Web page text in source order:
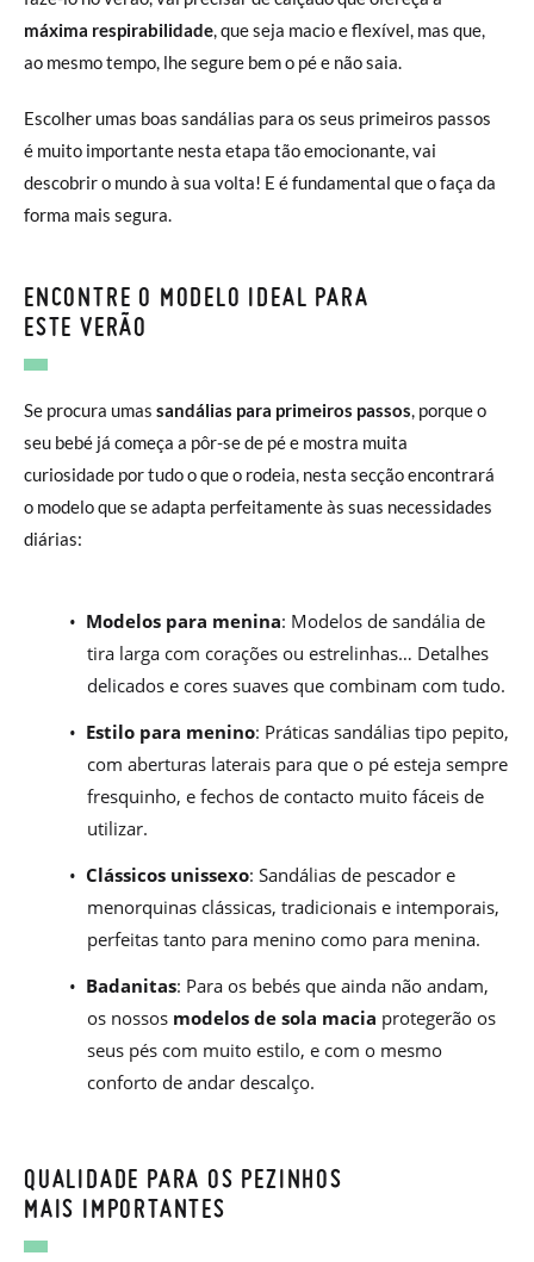
máxima respirabilidade, que seja macio e flexível, mas que,
ao mesmo tempo, lhe segure bem o pé e não saia.
Escolher umas boas sandálias para os seus primeiros passos
é muito importante nesta etapa tão emocionante, vai
descobrir o mundo à sua volta! E é fundamental que o faça da
forma mais segura.
ENCONTRE O MODELO IDEAL PARA
ESTE VERÃO
Se procura umas sandálias para primeiros passos, porque o
seu bebé já começa a pôr-se de pé e mostra muita
curiosidade por tudo o que o rodeia, nesta secção encontrará
o modelo que se adapta perfeitamente às suas necessidades
diárias:
• Modelos para menina: Modelos de sandália de
tira larga com corações ou estrelinhas… Detalhes
delicados e cores suaves que combinam com tudo.
• Estilo para menino: Práticas sandálias tipo pepito,
com aberturas laterais para que o pé esteja sempre
fresquinho, e fechos de contacto muito fáceis de
utilizar.
• Clássicos unissexo: Sandálias de pescador e
menorquinas clássicas, tradicionais e intemporais,
perfeitas tanto para menino como para menina.
• Badanitas: Para os bebés que ainda não andam,
os nossos modelos de sola macia protegerão os
seus pés com muito estilo, e com o mesmo
conforto de andar descalço.
QUALIDADE PARA OS PEZINHOS
MAIS IMPORTANTES